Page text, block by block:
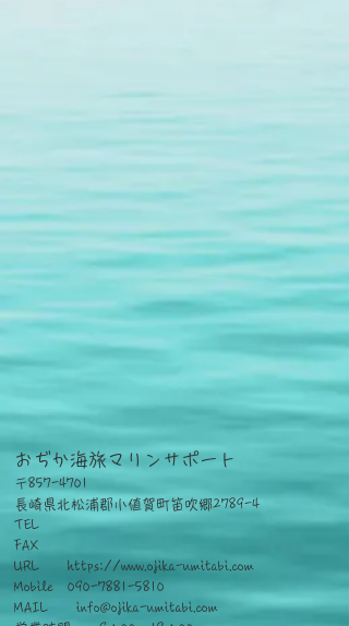
おぢか海旅マリンサポート
〒857-4701
長崎県北松浦郡小値賀町笛吹郷2789-4
TEL
FAX
URL https://www.ojika-umitabi.com
Mobile 090-7881-5810
​MAIL info@ojika-umitabi.com